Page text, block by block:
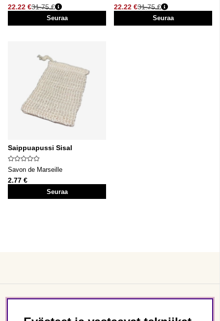
22.22 €
Normaali hinta
31.75 €
Seuraa
22.22 €
Normaali hinta
31.75 €
Seuraa
Saippuapussi Sisal
Savon de Marseille
2.77 €
Seuraa